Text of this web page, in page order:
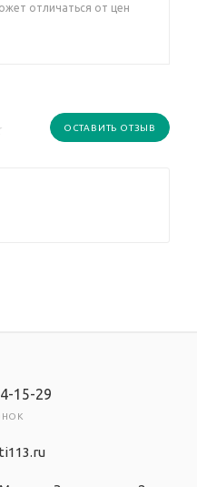
отличаться от цен
ОСТАВИТЬ ОТЗЫВ
15-29